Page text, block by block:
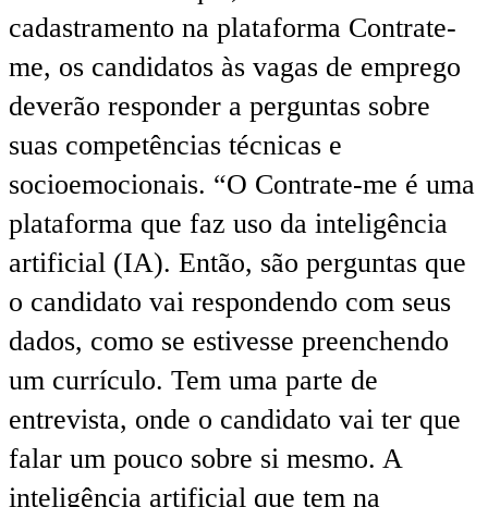
cadastramento na plataforma Contrate-
me, os candidatos às vagas de emprego
deverão responder a perguntas sobre
suas competências técnicas e
socioemocionais. “O Contrate-me é uma
plataforma que faz uso da inteligência
artificial (IA). Então, são perguntas que
o candidato vai respondendo com seus
dados, como se estivesse preenchendo
um currículo. Tem uma parte de
entrevista, onde o candidato vai ter que
falar um pouco sobre si mesmo. A
inteligência artificial que tem na